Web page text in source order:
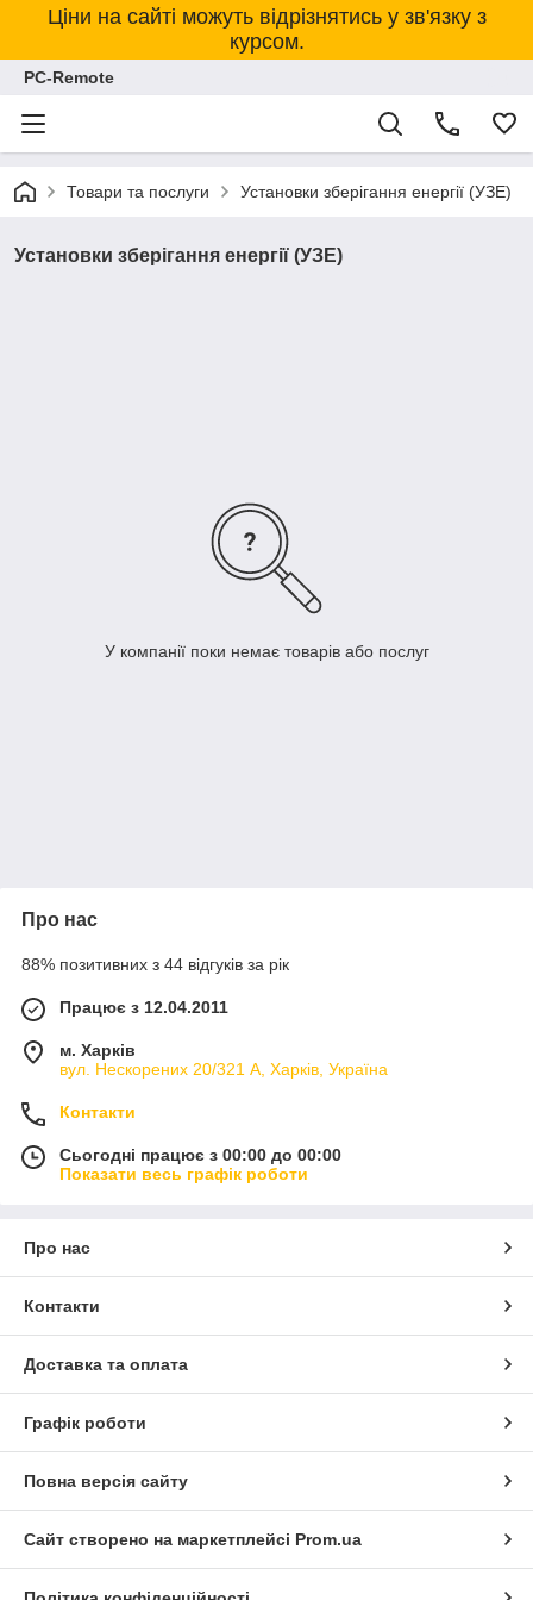
Ціни на сайті можуть відрізнятись у зв'язку з
курсом.
PC-Remote
Товари та послуги Установки зберігання енергії (УЗЕ)
Установки зберігання енергії (УЗЕ)
У компанії поки немає товарів або послуг
Про нас
88% позитивних з 44 відгуків за рік
Працює з 12.04.2011
м. Харків
вул. Нескорених 20/321 А, Харків, Україна
Контакти
Сьогодні працює з 00:00 до 00:00
Показати весь графік роботи
Про нас
Контакти
Доставка та оплата
Графік роботи
Повна версія сайту
Сайт створено на маркетплейсі Prom.ua